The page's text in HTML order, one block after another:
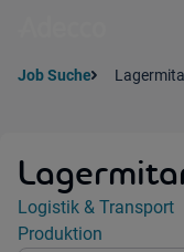
Job Suche
Jobdetails
Kategorie:
Logistik & Transport
Industry:
Produktion